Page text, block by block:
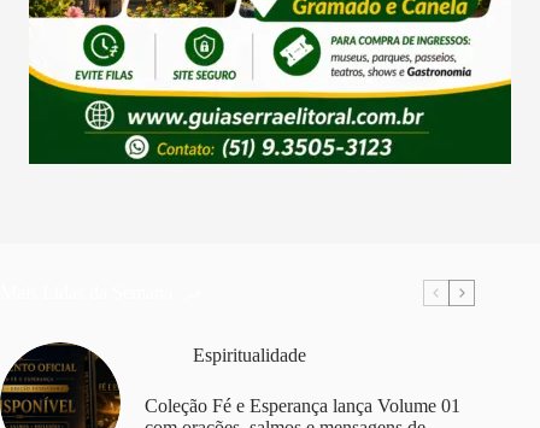
Espiritualidade
Coleção Fé e Esperança lança Volume 01